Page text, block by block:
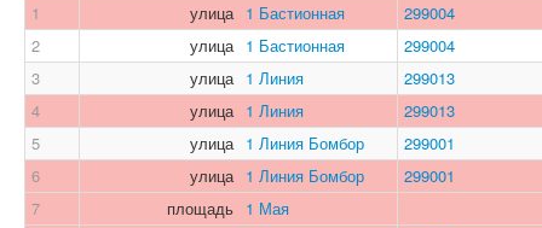
1
улица 1 Бастионная
299004
2
улица 1 Бастионная
299004
3
улица 1 Линия
299013
4
улица 1 Линия
299013
5
улица 1 Линия Бомбор
299001
6
улица 1 Линия Бомбор
299001
7
площадь 1 Мая